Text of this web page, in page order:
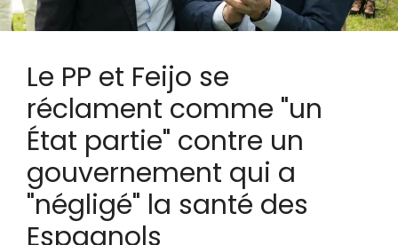
Le PP et Feijo se
réclament comme "un
État partie" contre un
gouvernement qui a
"négligé" la santé des
Espagnols